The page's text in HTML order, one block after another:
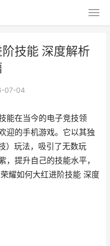
技能 深度解析
07-04
能在当今的电子竞技领
迎的手机游戏。它以其独
）玩法，吸引了无数玩
，提升自己的技能水平，
耀如何大红进阶技能 深度